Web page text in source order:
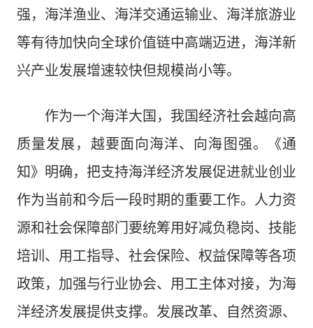
强，海洋渔业、海洋交通运输业、海洋旅游业
等有待加快向全球价值链中高端迈进，海洋新
兴产业发展增速较快但规模尚小等。
作为一个海洋大国，我国经济社会越向高
质量发展，越要面向海洋、向海图强。《通
知》明确，把支持海洋经济发展促进就业创业
作为当前和今后一段时期的重要工作。人力资
源和社会保障部门要统筹用好减负稳岗、技能
培训、用工指导、社会保险、权益保障等各项
政策，加强与行业协会、用工主体对接，为海
洋经济发展提供支撑。发展改革、自然资源、